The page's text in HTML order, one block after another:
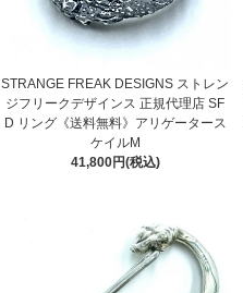
STRANGE FREAK DESIGNS ストレン
ジフリークデザインス 正規代理店 SF
D リング《送料無料》アリゲータース
ケイルM
41,800円(税込)